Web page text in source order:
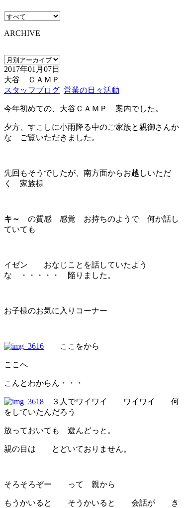
ARCHIVE
2017年01月07日
大谷 ＣＡＭＰ
スタッフブログ 営業の日々活動
今年初めての、大谷ＣＡＭＰ 案内でした。
夕方、すこしに小雨降る中のご家族と親御さんか
な ご覧いただきました。
先回もそうでしたが、南方面からお越しいただ
く 家族様
キ～
の質感 感覚 お持ちのようで 何か話し
ていても
イゼン おなじことを話していたよう
な ・・・・・ 陥りました。
お子様のお気に入りコーナー
ここをから
ここへ
こんとわからん・・・
３人でワイワイ ワイワイ 何
をしていたんだろう
放っておいても 遊んどっと。
親の目は とどいておりません。
そろそろぞー って 親から
もうかいると そうかいると 会話が き